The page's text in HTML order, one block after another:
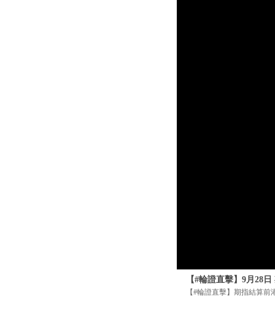
【#輪證直擊】9月28
【#輪證直擊】期指結算